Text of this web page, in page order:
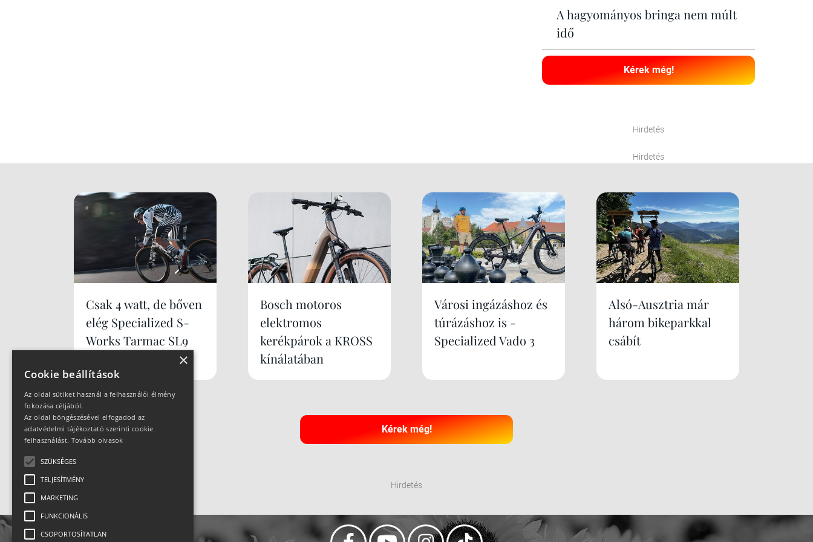
A hagyományos bringa nem múlt
idő
Kérek még!
Hirdetés
Hirdetés
Csak 4 watt, de bőven
elég Specialized S-
Works Tarmac SL9
Bosch motoros
elektromos
kerékpárok a KROSS
kínálatában
Városi ingázáshoz és
túrázáshoz is -
Specialized Vado 3
Alsó-Ausztria már
három bikeparkkal
csábít
Kérek még!
Hirdetés
×
Cookie beállítások
Az oldal sütiket használ a felhasználói élmény
fokozása céljából.
Az oldal böngészésével elfogadod az
adatvédelmi tájékoztató szerinti cookie
felhasználást. Tovább olvasok
SZÜKSÉGES
TELJESÍTMÉNY
MARKETING
FUNKCIONÁLIS
CSOPORTOSÍTATLAN